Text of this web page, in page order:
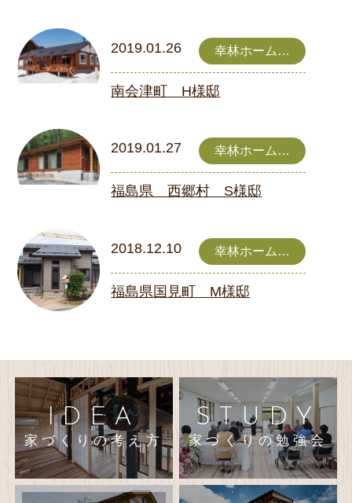
2019.01.26
幸林ホーム
きこり家
南会津町 H様邸
2019.01.27
幸林ホーム
きこり家
福島県 西郷村 S様邸
2018.12.10
幸林ホーム
きこり家
福島県国見町 M様邸
IDEA
家づくりの考え方
STUDY
家づくりの勉強会